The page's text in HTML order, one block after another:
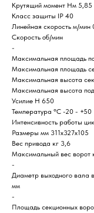
Home Catalog
Крутящий момент Нм 5,85
Класс защиты IP 40
Линейная скорость м/мин
Скорость об/мин
-
Максимальная площадь
Максимальная площадь
Максимальная высота
Максимальная высота
Усилие Н 650
Температура °C -20 - +50
Интенсивность работы
Размеры мм 311x327x105
Вес привода кг 3,6
Максимальный вес ворот
-
Диаметр выходного вала
мм
-
Площадь секционных